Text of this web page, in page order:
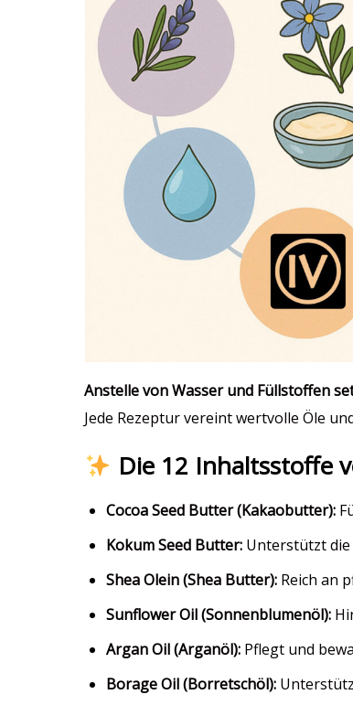
Anstelle von Wasser und Füllstoffen
Jede Rezeptur vereint wertvolle Öle
Die 12 Inhaltsstoffe
Cocoa Seed Butter (Kakaobutter):
Kokum Seed Butter: Unterstützt die
Shea Olein (Shea Butter): Reich an
Sunflower Oil (Sonnenblumenöl):
Argan Oil (Arganöl): Pflegt und
Borage Oil (Borretschöl):